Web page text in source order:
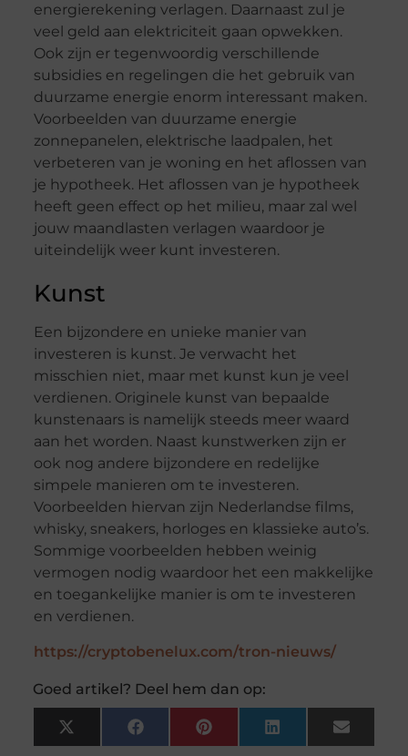
energierekening verlagen. Daarnaast zul je
veel geld aan elektriciteit gaan opwekken.
Ook zijn er tegenwoordig verschillende
subsidies en regelingen die het gebruik van
duurzame energie enorm interessant maken.
Voorbeelden van duurzame energie
zonnepanelen, elektrische laadpalen, het
verbeteren van je woning en het aflossen van
je hypotheek. Het aflossen van je hypotheek
heeft geen effect op het milieu, maar zal wel
jouw maandlasten verlagen waardoor je
uiteindelijk weer kunt investeren.
Kunst
Een bijzondere en unieke manier van
investeren is kunst. Je verwacht het
misschien niet, maar met kunst kun je veel
verdienen. Originele kunst van bepaalde
kunstenaars is namelijk steeds meer waard
aan het worden. Naast kunstwerken zijn er
ook nog andere bijzondere en redelijke
simpele manieren om te investeren.
Voorbeelden hiervan zijn Nederlandse films,
whisky, sneakers, horloges en klassieke auto’s.
Sommige voorbeelden hebben weinig
vermogen nodig waardoor het een makkelijke
en toegankelijke manier is om te investeren
en verdienen.
https://cryptobenelux.com/tron-nieuws/
Goed artikel? Deel hem dan op:
X
(Twitter)
FacebookPinterest LinkedIn Email